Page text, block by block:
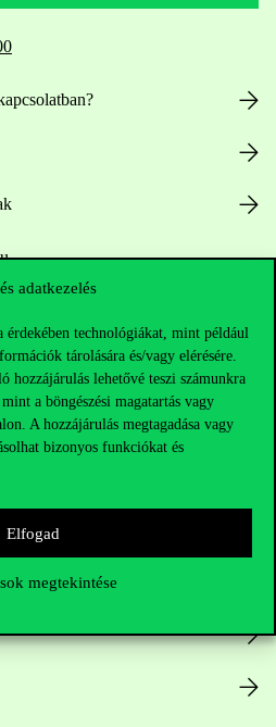
adatkezelés
érdekében technológiákat, mint például
tárolására és/vagy elérésére.
hozzájárulás lehetővé teszi számunkra
a böngészési magatartás vagy
A hozzájárulás megtagadása vagy
bizonyos funkciókat és
Elfogad
megtekintése